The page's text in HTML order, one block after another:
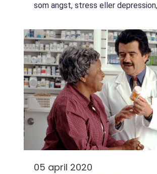
som angst, stress eller
med negative tanke mønstre og
05 april 2020